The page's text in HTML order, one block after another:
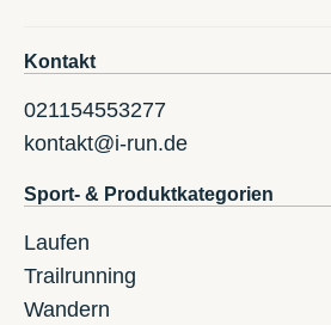
Kontakt
021154553277
kontakt@i-run.de
Sport- & Produktkategorien
Laufen
Trailrunning
Wandern